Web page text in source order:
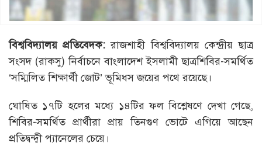
বিশ্ববিদ্যালয় প্রতিবেদক:রাজশাহী বিশ্ববিদ্যালয় কেন্দ্রীয় ছাত্র
সংসদ (রাকসু) নির্বাচনে বাংলাদেশ ইসলামী ছাত্রশিবির-সমর্থিত
‘সম্মিলিত শিক্ষার্থী জোট’ ভূমিধস জয়ের পথে রয়েছে।
ঘোষিত ১৭টি হলের মধ্যে ১৪টির ফল বিশ্লেষণে দেখা গেছে,
শিবির-সমর্থিত প্রার্থীরা প্রায় তিনগুণ ভোটে এগিয়ে আছেন
প্রতিদ্বন্দ্বী প্যানেলের চেয়ে।